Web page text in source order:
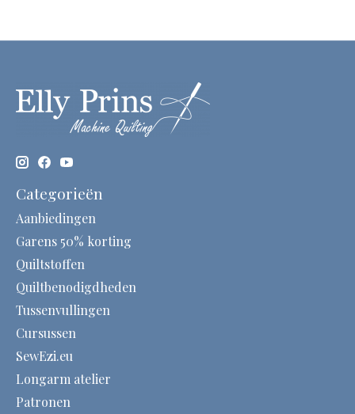
Categorieën
Aanbiedingen
Garens 50% korting
Quiltstoffen
Quiltbenodigdheden
Tussenvullingen
Cursussen
SewEzi.eu
Longarm atelier
Patronen